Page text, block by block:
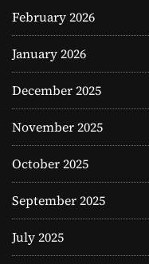
February 2026
January 2026
December 2025
November 2025
October 2025
September 2025
July 2025